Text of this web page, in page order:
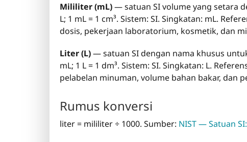
Mililiter (mL)— satuan SI volume yang setara
L; 1 mL = 1 cm³. Sistem: SI. Singkatan: mL.
dosis, pekerjaan laboratorium, kosmetik, dan
Liter (L)— satuan SI dengan nama khusus
mL; 1 L = 1 dm³. Sistem: SI. Singkatan: L.
pelabelan minuman, volume bahan bakar, dan
Rumus konversi
liter = mililiter ÷ 1000. Sumber: NIST — Satuan